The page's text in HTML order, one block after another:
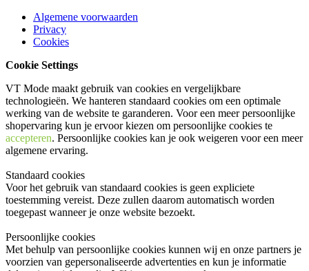
Algemene voorwaarden
Privacy
Cookies
Cookie Settings
VT Mode maakt gebruik van cookies en vergelijkbare
technologieën. We hanteren standaard cookies om een optimale
werking van de website te garanderen. Voor een meer persoonlijke
shopervaring kun je ervoor kiezen om persoonlijke cookies te
accepteren. Persoonlijke cookies kan je ook weigeren voor een meer
algemene ervaring.
Standaard cookies
Voor het gebruik van standaard cookies is geen expliciete
toestemming vereist. Deze zullen daarom automatisch worden
toegepast wanneer je onze website bezoekt.
Persoonlijke cookies
Met behulp van persoonlijke cookies kunnen wij en onze partners je
voorzien van gepersonaliseerde advertenties en kun je informatie